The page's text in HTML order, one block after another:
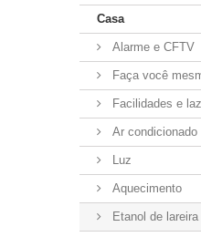
Casa
Alarme e CFTV
Faça você
Facilidades e
Ar condicionado
Luz
Aquecimento
Etanol de lareira